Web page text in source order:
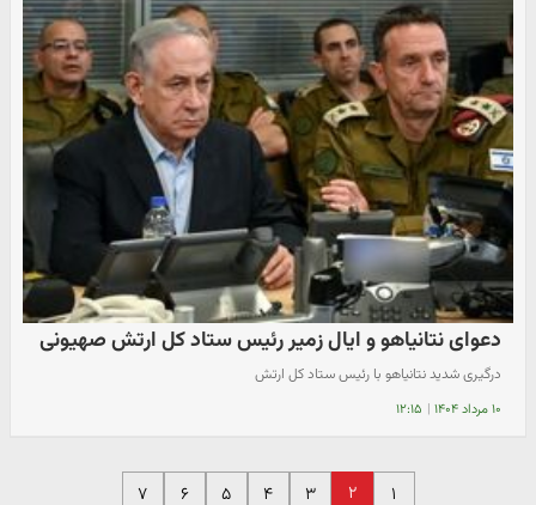
دعوای نتانیاهو و ایال زمیر رئیس ستاد کل ارتش صهیونی
درگیری شدید نتانیاهو با رئیس ستاد کل ارتش
۱۰ مرداد ۱۴۰۴ | ۱۲:۱۵
۱ ۲ ۳ ۴ ۵ ۶ ۷